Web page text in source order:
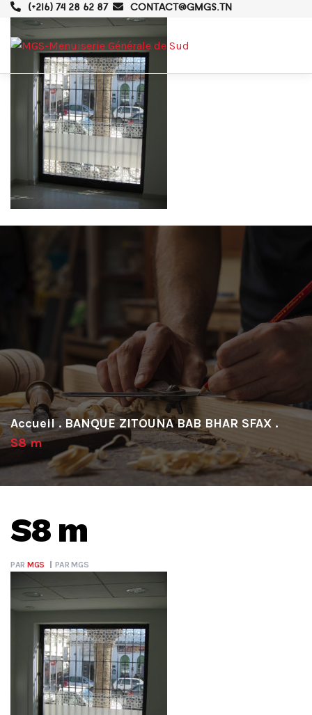
(+216) 74 28 62 87 CONTACT@GMGS.TN
. BANQUE ZITOUNA BAB BHAR SFAX .
S8 m
S8 m
PAR MGS PARMGS